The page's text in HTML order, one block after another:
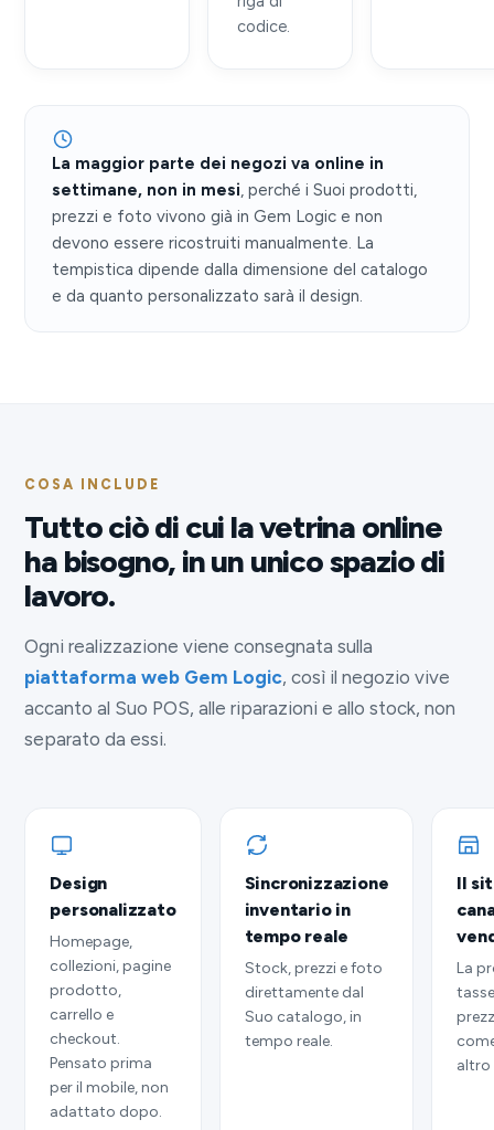
codice.
La maggior parte dei negozi va online in
settimane, non in mesi, perché i Suoi prodotti,
prezzi e foto vivono già in Gem Logic e non
devono essere ricostruiti manualmente. La
tempistica dipende dalla dimensione del catalogo
e da quanto personalizzato sarà il design.
COSA INCLUDE
Tutto ciò di cui la vetrina online
ha bisogno, in un unico spazio di
lavoro.
Ogni realizzazione viene consegnata sulla
piattaforma web Gem Logic, così il negozio vive
accanto al Suo POS, alle riparazioni e allo stock, non
separato da essi.
Design
personalizzato
Homepage,
collezioni, pagine
prodotto,
carrello e
checkout.
Pensato prima
per il mobile, non
adattato dopo.
Sincronizzazione
inventario in
tempo reale
Stock, prezzi e foto
direttamente dal
Suo catalogo, in
tempo reale.
Il
La
altro